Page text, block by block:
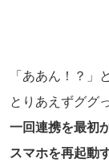
「ああん！？」
とりあえずググ
一回連携を最初
スマホを再起動